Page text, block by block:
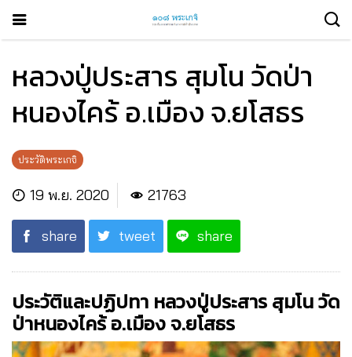
หลวงปู่ประสาร สุมโน วัดป่า
หนองไคร้ อ.เมือง จ.ยโสธร
ประวัติพระเกจิ
19 พ.ย. 2020 21763
share tweet share
ประวัติและปฏิปทา หลวงปู่ประสาร สุมโน วัด
ป่าหนองไคร้ อ.เมือง จ.ยโสธร